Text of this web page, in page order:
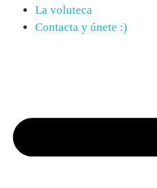
La voluteca
Contacta y únete :)